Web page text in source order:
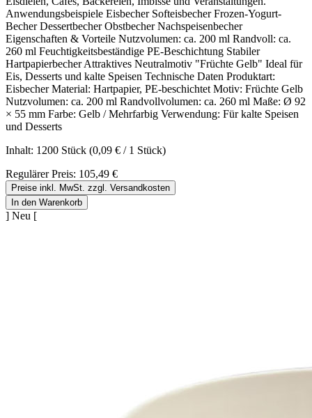
Anwendungsbeispiele Eisbecher Softeisbecher Frozen-Yogurt-
Becher Dessertbecher Obstbecher Nachspeisenbecher
Eigenschaften & Vorteile Nutzvolumen: ca. 200 ml Randvoll: ca.
260 ml Feuchtigkeitsbeständige PE-Beschichtung Stabiler
Hartpapierbecher Attraktives Neutralmotiv "Früchte Gelb" Ideal für
Eis, Desserts und kalte Speisen Technische Daten Produktart:
Eisbecher Material: Hartpapier, PE-beschichtet Motiv: Früchte Gelb
Nutzvolumen: ca. 200 ml Randvollvolumen: ca. 260 ml Maße: Ø 92
× 55 mm Farbe: Gelb / Mehrfarbig Verwendung: Für kalte Speisen
und Desserts
Inhalt: 1200 Stück (0,09 € / 1 Stück)
Regulärer Preis: 105,49 €
Preise inkl. MwSt. zzgl. Versandkosten
In den Warenkorb
] Neu [